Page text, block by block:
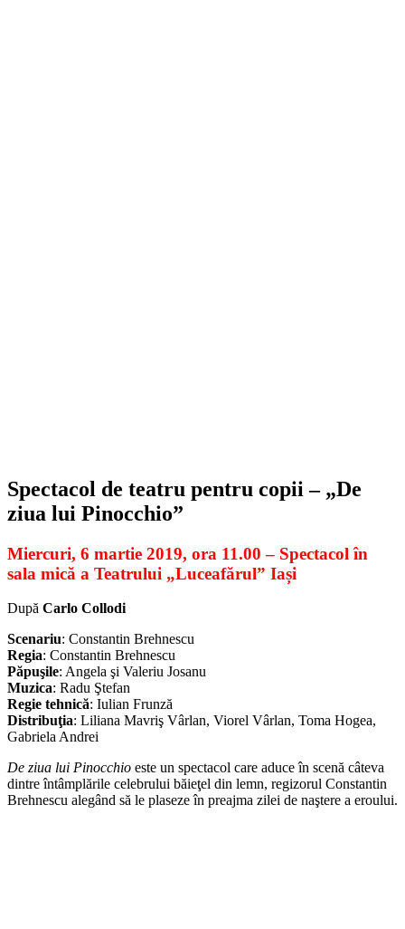
Spectacol de teatru pentru copii – „De
ziua lui Pinocchio”
Miercuri, 6 martie 2019, ora 11.00 – Spectacol în
sala mică a Teatrului „Luceafărul” Iași
După Carlo Collodi
Scenariu: Constantin Brehnescu
Regia: Constantin Brehnescu
Păpuşile: Angela şi Valeriu Josanu
Muzica: Radu Ştefan
Regie tehnică: Iulian Frunză
Distribuţia: Liliana Mavriş Vârlan, Viorel Vârlan, Toma Hogea,
Gabriela Andrei
De ziua lui Pinocchio este un spectacol care aduce în scenă câteva
dintre întâmplările celebrului băieţel din lemn, regizorul Constantin
Brehnescu alegând să le plaseze în preajma zilei de naştere a eroului.